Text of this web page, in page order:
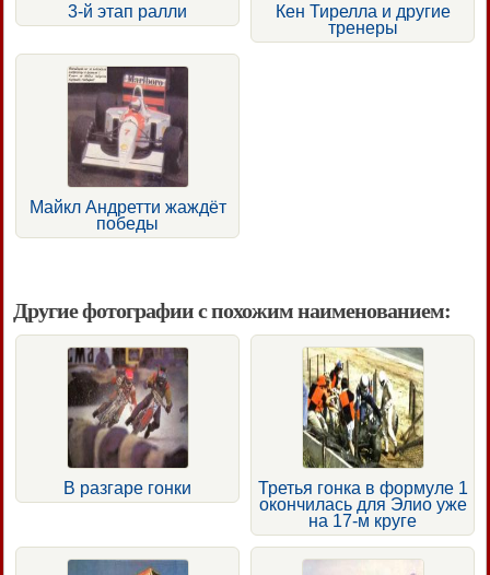
3-й этап ралли
Кен Тирелла и другие
тренеры
Майкл Андретти жаждёт
победы
Другие фотографии с похожим наименованием:
В разгаре гонки
Третья гонка в формуле 1
окончилась для Элио уже
на 17-м круге